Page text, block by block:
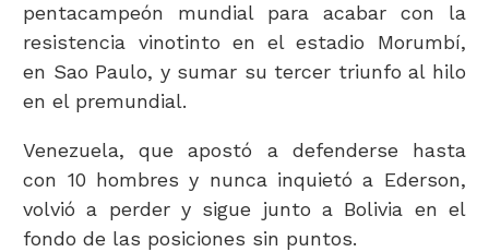
pentacampeón mundial para acabar con la
resistencia vinotinto en el estadio Morumbí,
en Sao Paulo, y sumar su tercer triunfo al hilo
en el premundial.
Venezuela, que apostó a defenderse hasta
con 10 hombres y nunca inquietó a Ederson,
volvió a perder y sigue junto a Bolivia en el
fondo de las posiciones sin puntos.